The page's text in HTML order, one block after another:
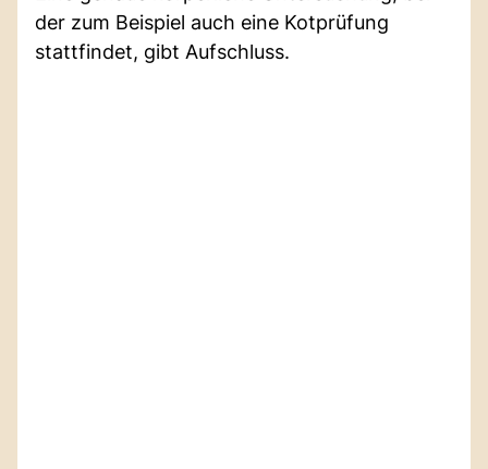
der zum Beispiel auch eine Kotprüfung
stattfindet, gibt Aufschluss.